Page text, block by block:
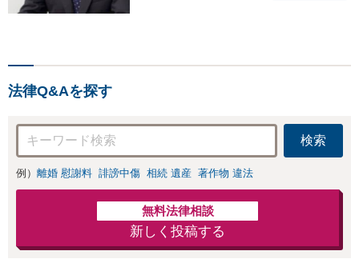
法律Q&Aを探す
検索
例） 離婚 慰謝料 誹謗中傷 相続 遺産 著作物 違法
無料法律相談
新しく投稿する